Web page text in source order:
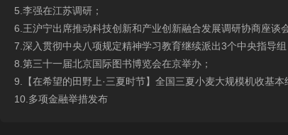
5.李强在江苏调研；
6.王沪宁出席推动科技创新和产业创新融合发展调研协商座谈
7.深入贯彻中央八项规定精神学习教育继续派出3个中央指导组
8.第三十一届北京国际图书博览会在京举办；
9.【在希望的田野上·三夏时节】全国三夏小麦大规模机收基本
10.多项金融举措发布